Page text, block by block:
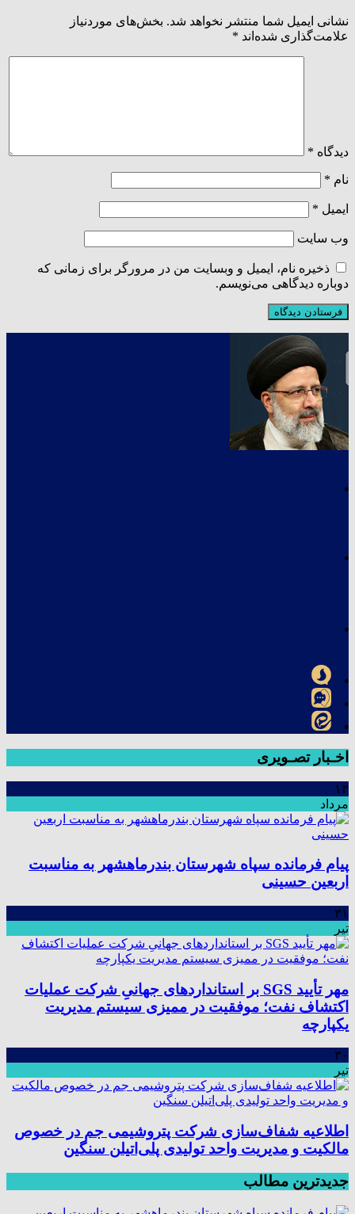
نشانی ایمیل شما منتشر نخواهد شد. بخش‌های موردنیاز
علامت‌گذاری شده‌اند *
دیدگاه *
نام *
ایمیل *
وب‌ سایت
ذخیره نام، ایمیل و وبسایت من در مرورگر برای زمانی که
دوباره دیدگاهی می‌نویسم.
اخـبار تصـویری
۱۳
مرداد
پیام فرمانده سپاه شهرستان بندرماهشهر به مناسبت
اربعین حسینی
۳۱
تیر
مهر تأیید SGS بر استانداردهای جهانیِ شرکت عملیات
اکتشاف نفت؛ موفقیت در ممیزی سیستم مدیریت
یکپارچه
۳۰
تیر
اطلاعیه شفاف‌سازی شرکت پتروشیمی جم در خصوص
مالکیت و مدیریت واحد تولیدی پلی‌اتیلن سنگین
جدیدترین مطالب